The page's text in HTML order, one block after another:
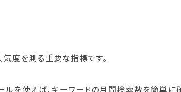
度を測る重要な指標です。
ルを使えば、キーワードの月間検索数を簡単に